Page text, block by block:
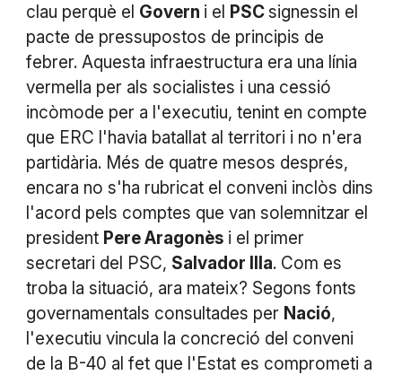
clau perquè el Govern i el PSCsignessin el
pacte de pressupostos de principis de
febrer. Aquesta infraestructura era una línia
vermella per als socialistes i una cessió
incòmode per a l'executiu, tenint en compte
que ERC l'havia batallat al territori i no n'era
partidària. Més de quatre mesos després,
encara no s'ha rubricat el conveni inclòs dins
l'acord pels comptes que van solemnitzar el
president Pere Aragonèsi el primer
secretari del PSC, Salvador Illa. Com es
troba la situació, ara mateix? Segons fonts
governamentals consultades per Nació,
l'executiu vincula la concreció del conveni
de la B-40 al fet que l'Estat es comprometi a